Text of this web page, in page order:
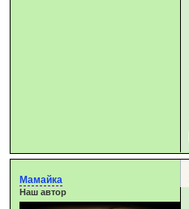
Мамайка
Наш автор